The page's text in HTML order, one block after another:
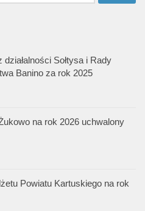
działalności Sołtysa i Rady
Banino za rok 2025
na rok 2026 uchwalony
Powiatu Kartuskiego na rok